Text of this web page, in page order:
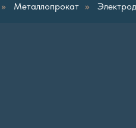
» Металлопрокат »